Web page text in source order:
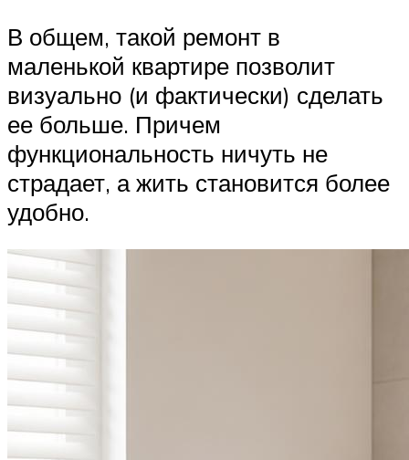
В общем, такой ремонт в
маленькой квартире позволит
визуально (и фактически) сделать
ее больше. Причем
функциональность ничуть не
страдает, а жить становится более
удобно.